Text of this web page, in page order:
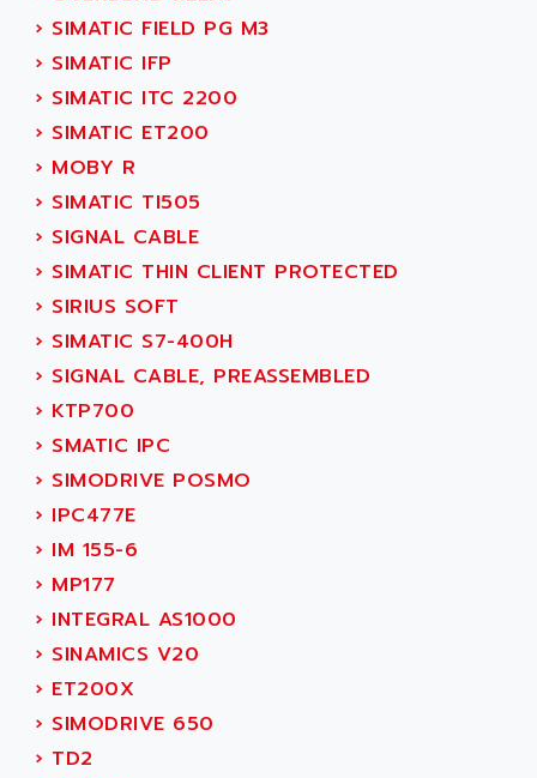
ABS
PS316
RPX
PB100
PB 300 / PB 600
5000
SMC35
SCALANCE
SMC40
SCM50
BKD
A16B
MIDIMASTER VECTOR
MIDIMASTER
SMC200
ADVANTYS TELEFAST
TELEFAST ABE7
750
AT
AB2
TC2000
› SIMATIC FIELD PG M3
› SIMATIC IFP
› SIMATIC ITC 2200
› SIMATIC ET200
› MOBY R
› SIMATIC TI505
› SIGNAL CABLE
› SIMATIC THIN CLIENT PROTECTED
› SIRIUS SOFT
› SIMATIC S7-400H
› SIGNAL CABLE, PREASSEMBLED
› KTP700
› SMATIC IPC
› SIMODRIVE POSMO
› IPC477E
› IM 155-6
› MP177
› INTEGRAL AS1000
› SINAMICS V20
› ET200X
› SIMODRIVE 650
› TD2